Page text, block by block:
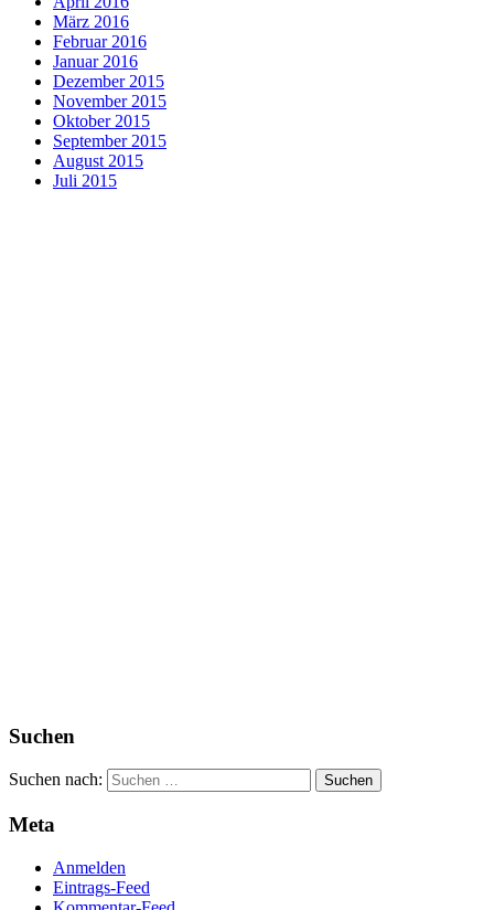
März 2016
Februar 2016
Januar 2016
Dezember 2015
November 2015
Oktober 2015
September 2015
August 2015
Juli 2015
Suchen
Suchen nach:
Meta
Anmelden
Eintrags-Feed